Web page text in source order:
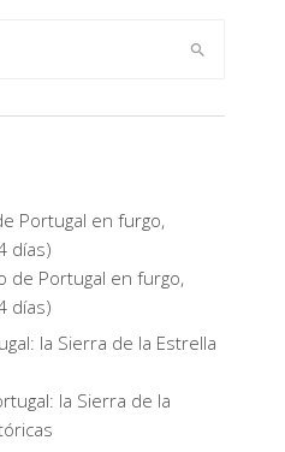
Portugal en furgo,
días)
la Sierra de la Estrella